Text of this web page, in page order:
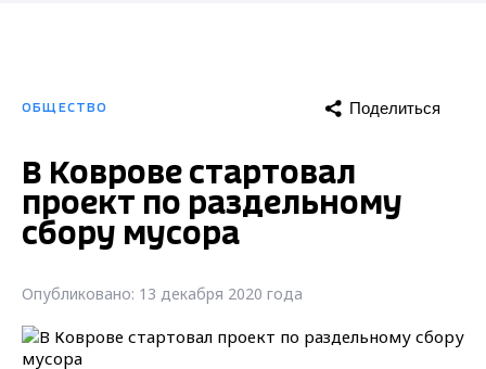
ОБЩЕСТВО Поделиться
В Коврове стартовал
проект по раздельному
сбору мусора
Опубликовано: 13 декабря 2020 года